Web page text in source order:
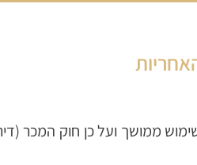
ממושך ועל כן חוק המכר